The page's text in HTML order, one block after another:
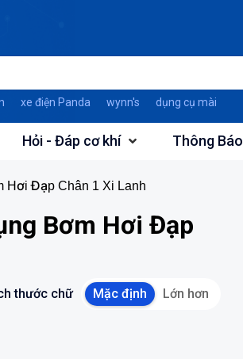
xe điện Panda wynn's dụng cụ mài
Hỏi - Đáp cơ khí Thông Báo
Hơi Đạp Chân 1 Xi Lanh
Bơm Hơi Đạp
thước chữ Mặc định Lớn hơn